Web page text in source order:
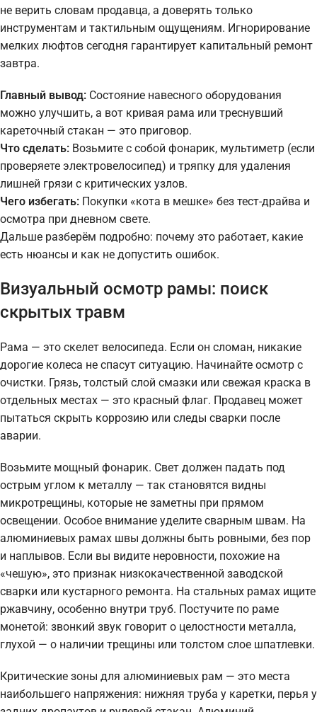
не верить словам продавца, а доверять только
инструментам и тактильным ощущениям. Игнорирование
мелких люфтов сегодня гарантирует капитальный ремонт
завтра.
Главный вывод: Состояние навесного оборудования
можно улучшить, а вот кривая рама или треснувший
кареточный стакан — это приговор.
Что сделать: Возьмите с собой фонарик, мультиметр (если
проверяете электровелосипед) и тряпку для удаления
лишней грязи с критических узлов.
Чего избегать: Покупки «кота в мешке» без тест-драйва и
осмотра при дневном свете.
Дальше разберём подробно: почему это работает, какие
есть нюансы и как не допустить ошибок.
Визуальный осмотр рамы: поиск
скрытых травм
Рама — это скелет велосипеда. Если он сломан, никакие
дорогие колеса не спасут ситуацию. Начинайте осмотр с
очистки. Грязь, толстый слой смазки или свежая краска в
отдельных местах — это красный флаг. Продавец может
пытаться скрыть коррозию или следы сварки после
аварии.
Возьмите мощный фонарик. Свет должен падать под
острым углом к металлу — так становятся видны
микротрещины, которые не заметны при прямом
освещении. Особое внимание уделите сварным швам. На
алюминиевых рамах швы должны быть ровными, без пор
и наплывов. Если вы видите неровности, похожие на
«чешую», это признак низкокачественной заводской
сварки или кустарного ремонта. На стальных рамах ищите
ржавчину, особенно внутри труб. Постучите по раме
монетой: звонкий звук говорит о целостности металла,
глухой — о наличии трещины или толстом слое шпатлевки.
Критические зоны для алюминиевых рам — это места
наибольшего напряжения: нижняя труба у каретки, перья у